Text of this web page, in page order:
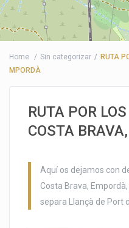
Home Sin categorizar
RUTA
MPORDÀ
RUTA POR
COSTA
Aquí os dejamos con
Costa Brava,
separa Llançà de Port